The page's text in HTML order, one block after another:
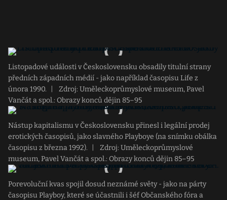
Listopadové události v Československu obsadily titulní strany
předních západních médií - jako například časopisu Life z
února 1990.
Zdroj: Uměleckoprůmyslové museum, Pavel
Vančát a spol.: Obrazy konců dějin 85–95
Nástup kapitalismu v Československu přinesl i legální prodej
erotických časopisů, jako slavného Playboye (na snímku obálka
časopisu z března 1992).
Zdroj: Uměleckoprůmyslové
museum, Pavel Vančát a spol.: Obrazy konců dějin 85–95
Porevoluční kvas spojil dosud neznámé světy - jako na párty
časopisu Playboy, které se účastnili i šéf Občanského fóra a